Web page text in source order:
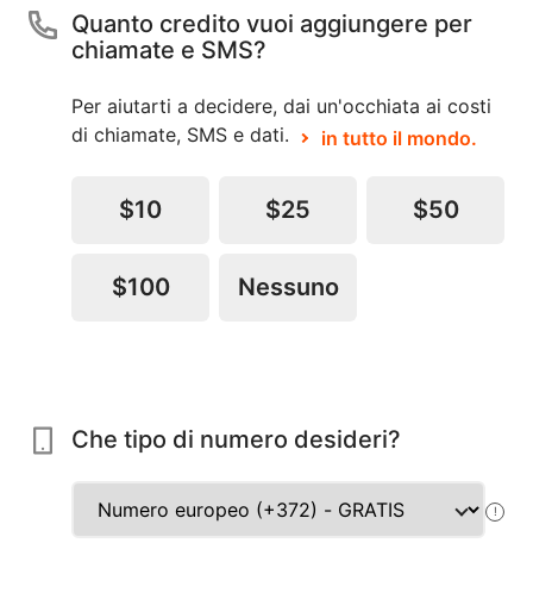
Quanto credito vuoi aggiungere per
chiamate e SMS?
Per aiutarti a decidere, dai un'occhiata ai costi
di chiamate, SMS e dati.
in tutto il mondo.
$10 $25 $50
$100 Nessuno
Che tipo di numero desideri?
!